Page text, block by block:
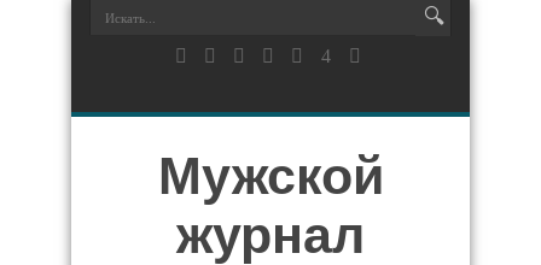
Мужской
журнал